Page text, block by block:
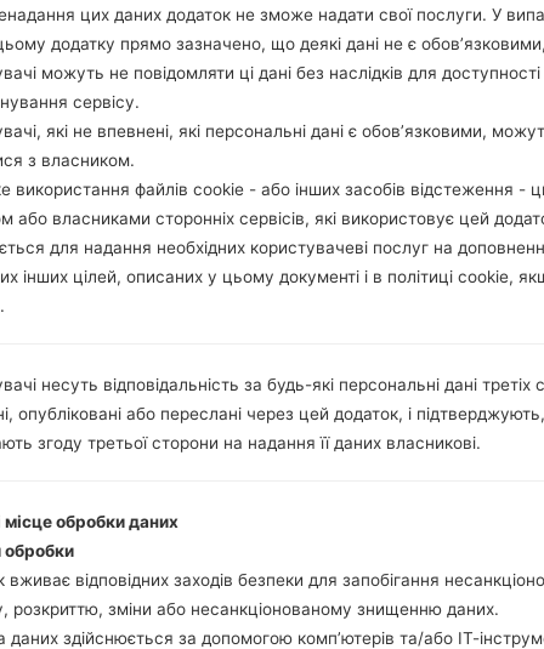
цих даних додаток не зможе надати свої послуги. У
додатку прямо зазначено, що деякі дані не є обов’язковими,
можуть не повідомляти ці дані без наслідків для
сервісу.
які не впевнені, які персональні дані є обов’язковими,
з власником.
використання файлів cookie - або інших засобів відстеження -
або власниками сторонніх сервісів, які використовує цей
для надання необхідних користувачеві послуг на
інших цілей, описаних у цьому документі і в політиці cookie,
несуть відповідальність за будь-які персональні дані третіх
опубліковані або переслані через цей додаток, і
згоду третьої сторони на надання її даних власникові.
місце обробки даних
вживає відповідних заходів безпеки для запобігання
розкриттю, зміни або несанкціонованому знищенню даних.
даних здійснюється за допомогою комп’ютерів та/або ІТ-